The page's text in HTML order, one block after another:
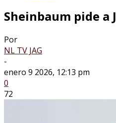
Sheinbaum pide a
Por
NL TV JAG
-
enero 9 2026, 12:13 pm
0
72